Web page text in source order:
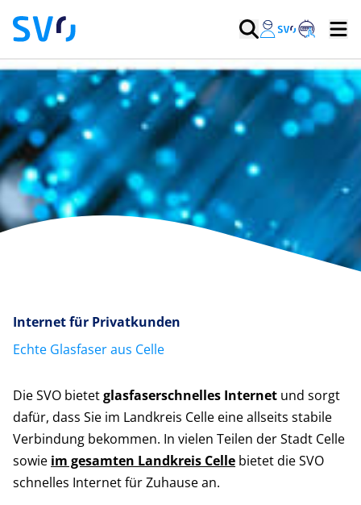
Internet für Privatkunden
Echte Glasfaser aus Celle
Die SVO bietetglasfaserschnelles Internet und sorgt
dafür, dass Sie im Landkreis Celle eine allseits stabile
Verbindung bekommen. In vielen Teilen der Stadt Celle
sowie im gesamten Landkreis Celle bietet die SVO
schnelles Internet für Zuhause an.